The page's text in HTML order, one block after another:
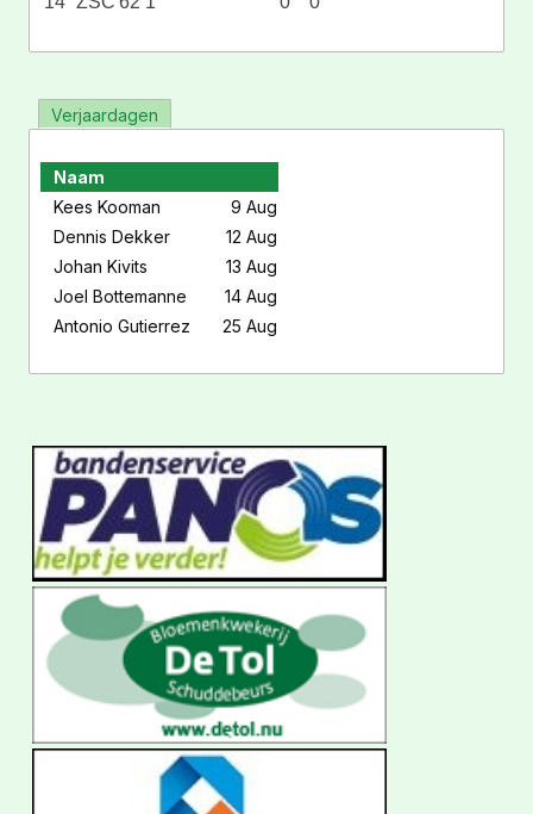
Verjaardagen
Naam
Kees Kooman
9 Aug
Dennis Dekker
12 Aug
Johan Kivits
13 Aug
Joel Bottemanne
14 Aug
Antonio Gutierrez
25 Aug